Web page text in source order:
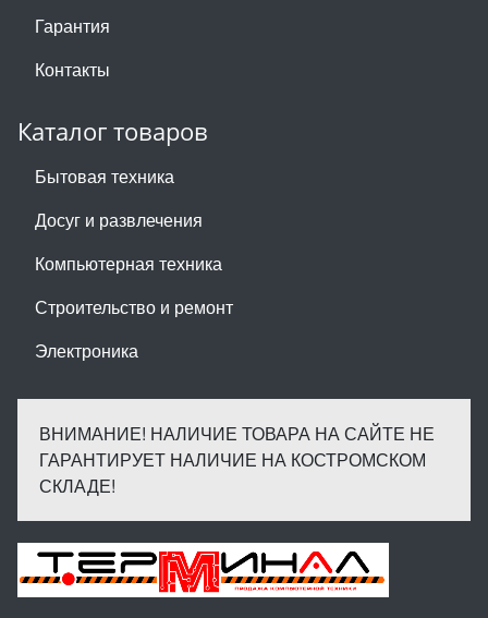
Гарантия
Контакты
Каталог товаров
Бытовая техника
Досуг и развлечения
Компьютерная техника
Строительство и ремонт
Электроника
ВНИМАНИЕ! НАЛИЧИЕ ТОВАРА НА САЙТЕ НЕ
ГАРАНТИРУЕТ НАЛИЧИЕ НА КОСТРОМСКОМ
СКЛАДЕ!